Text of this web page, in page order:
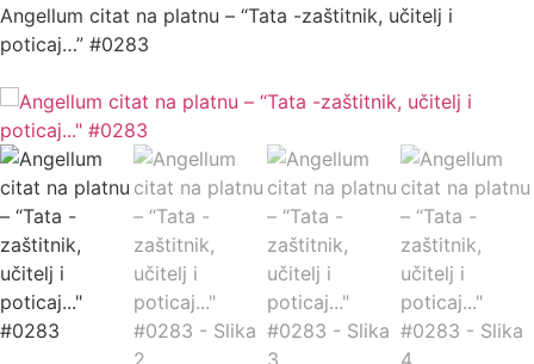
Angellum citat na platnu – “Tata -zaštitnik, učitelj i
poticaj…” #0283